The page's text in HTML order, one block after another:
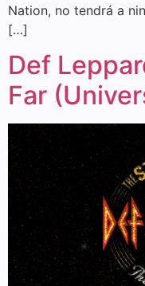
Nation, no tendrá a
[…]
Def
Far